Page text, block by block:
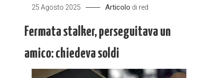
25 Agosto 2025 Articolo di red
Fermata stalker, perseguitava un
amico: chiedeva soldi